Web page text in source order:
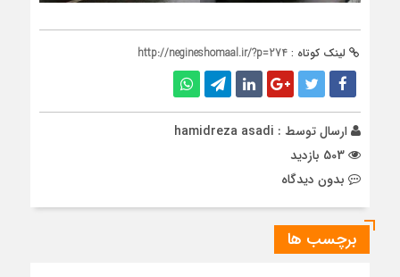
لینک کوتاه : http://negineshomaal.ir/?p=274
ارسال توسط : hamidreza asadi
بدون دیدگاه
برچسب ها